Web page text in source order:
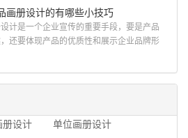
制作高级企业画册?高级画册设计公司 如
级画册设计公司 首先是员工的能力是否
包括调研人员观察捕捉信息、与企业顺利沟
取重要信息的能力;摄影人员拍摄出真实有效
软件，深谙画册设...
画册设计的有哪些小技巧
是一个企业宣传的重要手段，要是产品
还要体现产品的优质性和展示企业品牌形
设计要注重企业文化，引起客户关注 现
使用产品画册来进行市场宣传，高档产品
高档产品画册设计，能够将一个公司的企业
册设计 单位画册设计